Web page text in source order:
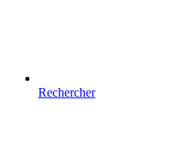
Rechercher